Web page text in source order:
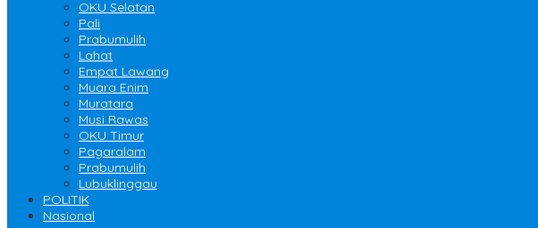
OKU Selatan
Pali
Prabumulih
Lahat
Empat Lawang
Muara Enim
Muratara
Musi Rawas
OKU Timur
Pagaralam
Prabumulih
Lubuklinggau
POLITIK
Nasional